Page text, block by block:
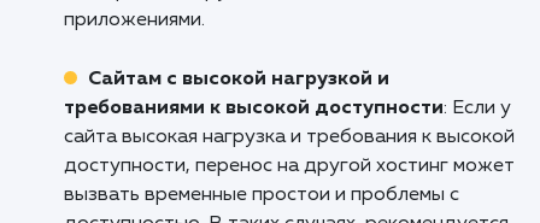
полезна для блогеров и владельцев
изображения и другой контент на новый
хостинг с минимальными проблемами. Это
повысить скорость загрузки страниц,
пользовательский опыт и повысить рейтинг
сайта в поисковых системах.